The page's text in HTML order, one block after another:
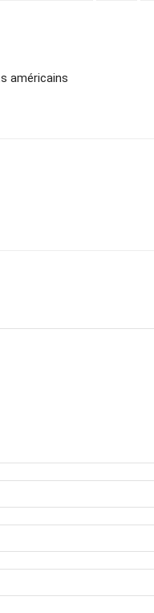
américains